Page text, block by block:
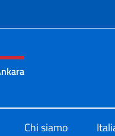
e menù
Chi siamo